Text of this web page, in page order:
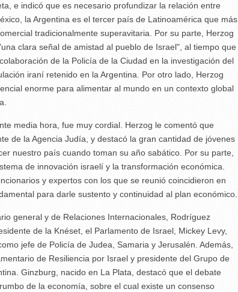
e indicó que es necesario profundizar la relación entre
la Argentina es el tercer país de Latinoamérica que más
tradicionalmente superavitaria. Por su parte, Herzog
clara señal de amistad al pueblo de Israel", al tiempo que
de la Policía de la Ciudad en la investigación del
iraní retenido en la Argentina. Por otro lado, Herzog
enorme para alimentar al mundo en un contexto global
media hora, fue muy cordial. Herzog le comentó que
de la Agencia Judía, y destacó la gran cantidad de jóvenes
nuestro país cuando toman su año sabático. Por su parte,
de innovación israelí y la transformación económica.
y expertos con los que se reunió coincidieron en
para darle sustento y continuidad al plan económico.
general y de Relaciones Internacionales, Rodríguez
de la Knéset, el Parlamento de Israel, Mickey Levy,
jefe de Policía de Judea, Samaria y Jerusalén. Además,
de Resiliencia por Israel y presidente del Grupo de
Ginzburg, nacido en La Plata, destacó que el debate
de la economía, sobre el cual existe un consenso